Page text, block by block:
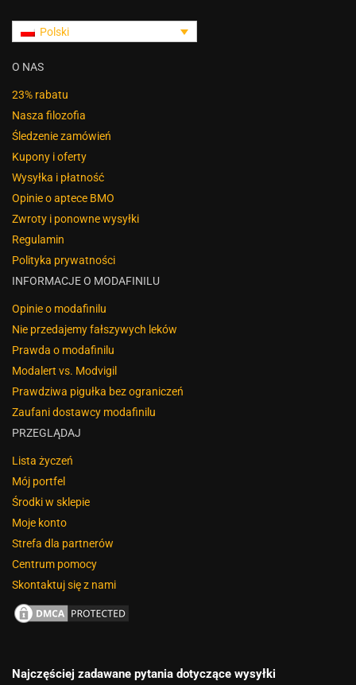
Polski
O NAS
23% rabatu
Nasza filozofia
Śledzenie zamówień
Kupony i oferty
Wysyłka i płatność
Opinie o aptece BMO
Zwroty i ponowne wysyłki
Regulamin
Polityka prywatności
INFORMACJE O MODAFINILU
Opinie o modafinilu
Nie przedajemy fałszywych leków
Prawda o modafinilu
Modalert vs. Modvigil
Prawdziwa pigułka bez ograniczeń
Zaufani dostawcy modafinilu
PRZEGLĄDAJ
Lista życzeń
Mój portfel
Środki w sklepie
Moje konto
Strefa dla partnerów
Centrum pomocy
Skontaktuj się z nami
Najczęściej zadawane pytania dotyczące wysyłki